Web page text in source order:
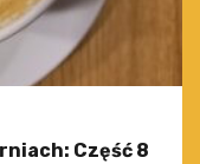
Część 8